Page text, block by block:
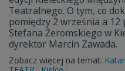
Teatralnego. O tym, co
pomiędzy 2 września a
Stefana Żeromskiego w
dyrektor Marcin Zawada.
Zobacz więcej na temat: